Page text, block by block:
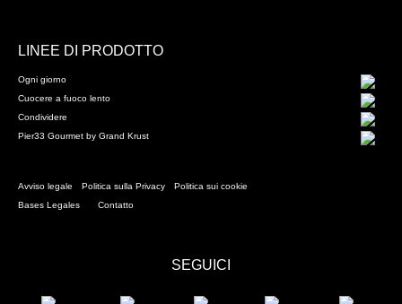
LINEE DI PRODOTTO
Ogni giorno
Cuocere a fuoco lento
Condividere
Pier33 Gourmet by Grand Krust
Avviso legale Politica sulla Privacy
Politica sui cookie
Bases Legales
Contatto
SEGUICI